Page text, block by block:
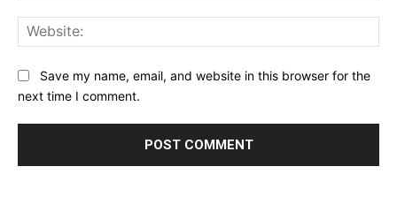
Save my name, email, and website in this browser for the
next time I comment.